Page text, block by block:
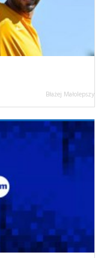
Błażej Małolepszy